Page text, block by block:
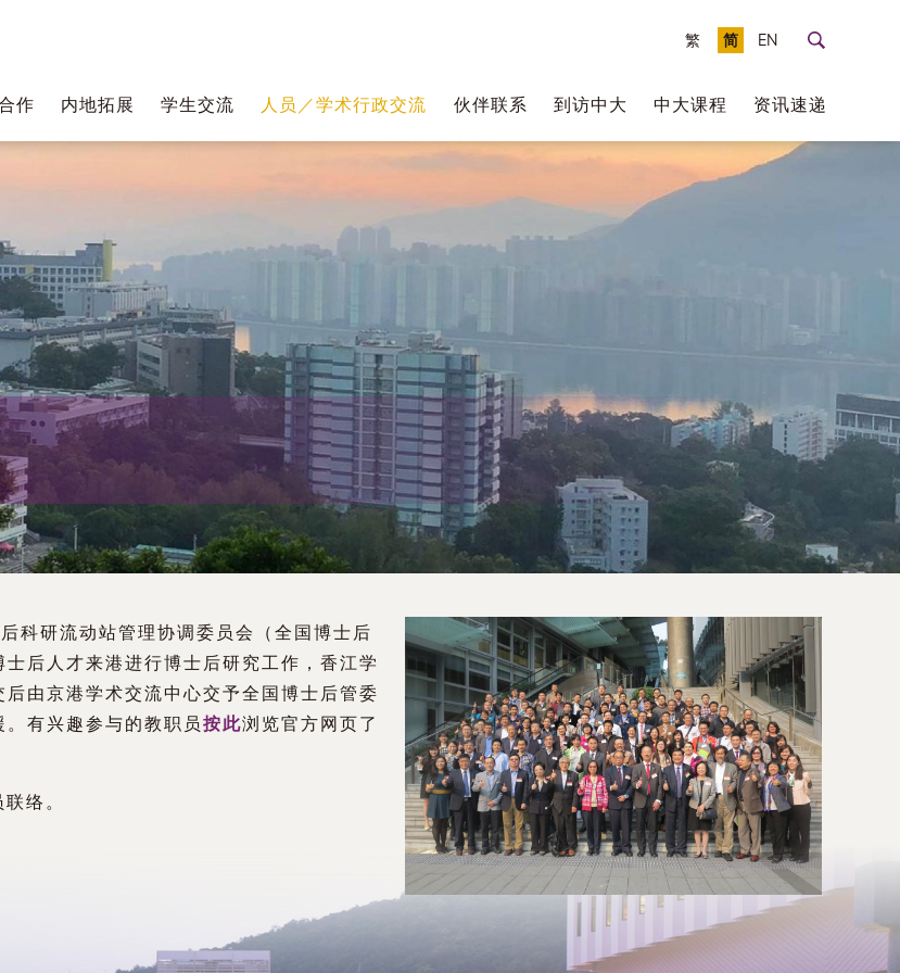
EN
繁 简
作 内地拓展 学生交流 人员／学术行政交流 伙伴联系 到访中大 中大课程 资讯速递
科研流动站管理协调委员会（全国博士后
后人才来港进行博士后研究工作，香江学
由京港学术交流中心交予全国博士后管委
有兴趣参与的教职员按此浏览官方网页了
络。